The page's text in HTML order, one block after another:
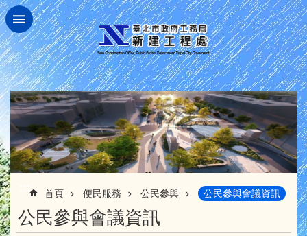
跳到主要內容區塊
首頁 便民服務 公民參與 公民參與會議資訊
公民參與會議資訊